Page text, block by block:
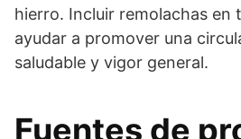
hierro. Incluir remolachas en
ayudar a promover una
saludable y vigor general.
Fuentes de